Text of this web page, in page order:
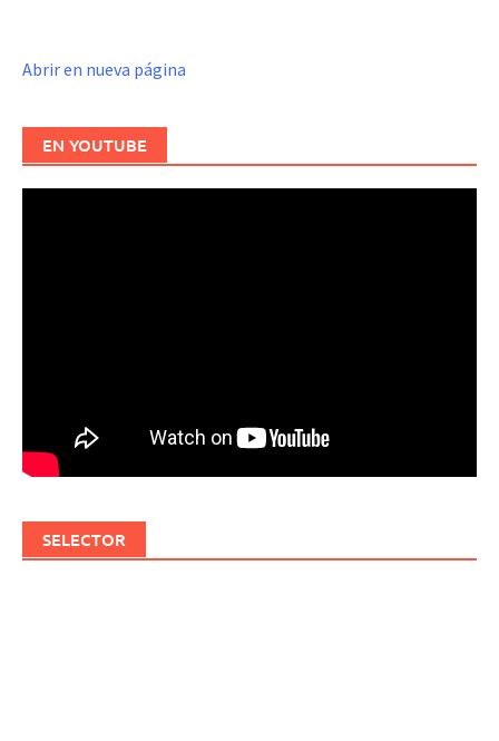
Abrir en nueva página
EN YOUTUBE
SELECTOR